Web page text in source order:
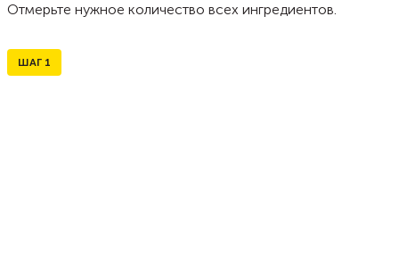
Отмерьте нужное количество всех ингредиентов.
ШАГ 1